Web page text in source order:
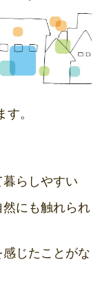
。
らしやすい
にも触れられ
じたことがな